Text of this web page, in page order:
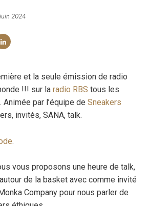
2024
et la seule émission de radio
!!! sur la radio RBS tous les
par l’équipe de Sneakers
invités, SANA, talk.
.
vous proposons une heure de talk,
de la basket avec comme invité
Company pour nous parler de